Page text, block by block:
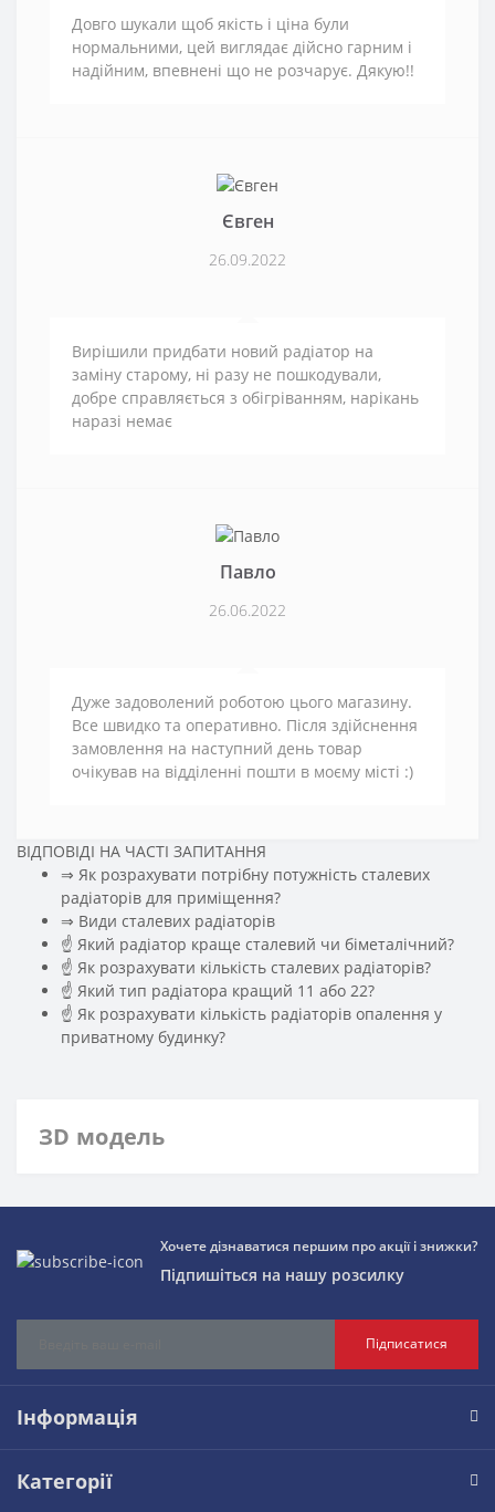
Довго шукали щоб якість і ціна були
нормальними, цей виглядає дійсно гарним і
надійним, впевнені що не розчарує. Дякую!!
Євген
26.09.2022
Вирішили придбати новий радіатор на
заміну старому, ні разу не пошкодували,
добре справляється з обігріванням, нарікань
наразі немає
Павло
26.06.2022
Дуже задоволений роботою цього магазину.
Все швидко та оперативно. Після здійснення
замовлення на наступний день товар
очікував на відділенні пошти в моєму місті :)
ВІДПОВІДІ НА ЧАСТІ ЗАПИТАННЯ
⇒ Як розрахувати потрібну потужність сталевих
радіаторів для приміщення?
️⇒ Види сталевих радіаторів
☝ Який радіатор краще сталевий чи біметалічний?
☝ Як розрахувати кількість сталевих радіаторів?
☝ Який тип радіатора кращий 11 або 22?
☝ Як розрахувати кількість радіаторів опалення у
приватному будинку?
ЗD модель
Хочете дізнаватися першим про акції і знижки?
Підпишіться на нашу розсилку
Підписатися
Інформація
Категорії